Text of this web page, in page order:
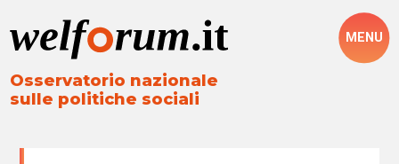
Osservatorio nazionale
sulle politiche sociali
MENU